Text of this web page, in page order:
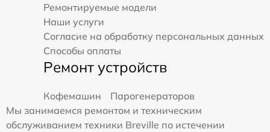
Ремонтируемые модели
Наши услуги
Согласие на обработку персональных данных
Способы оплаты
Ремонт устройств
Кофемашин
Парогенераторов
Мы занимаемся ремонтом и техническим
обслуживанием техники Breville по истечении